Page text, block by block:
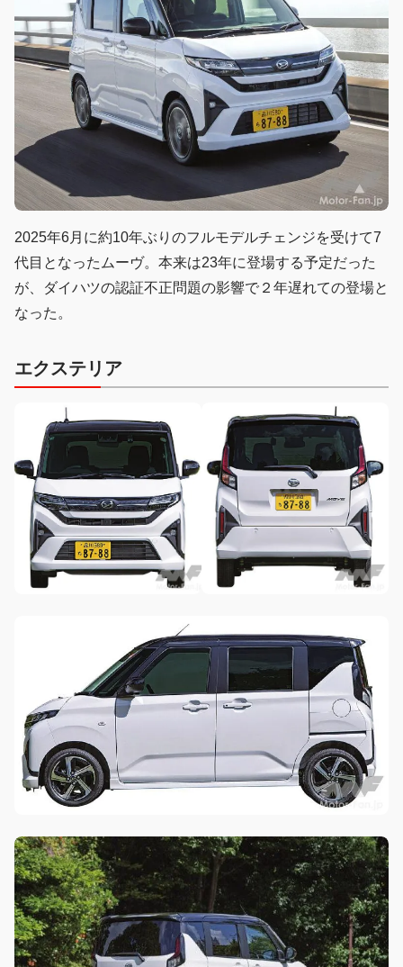
2025年6月に約10年ぶりのフルモデルチェンジを受けて7
代目となったムーヴ。本来は23年に登場する予定だった
が、ダイハツの認証不正問題の影響で２年遅れての登場と
なった。
エクステリア